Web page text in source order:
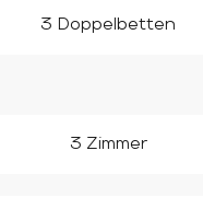
3 Doppelbetten
3 Zimmer